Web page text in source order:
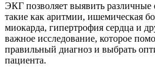
ЭКГ позволяет выявить различные
такие как аритмии, ишемическая
миокарда, гипертрофия сердца и
важное исследование, которое
правильный диагноз и выбрать
пациента.